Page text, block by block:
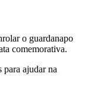
o guardanapo
comemorativa.
ajudar na